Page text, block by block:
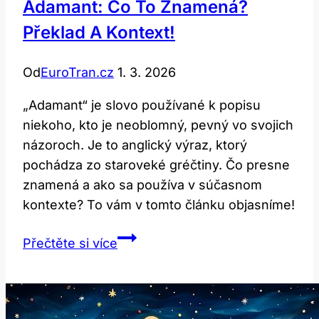
Adamant: Co To Znamená?
Překlad A Kontext!
OdEuroTran.cz 1. 3. 2026
„Adamant“ je slovo používané k popisu
niekoho, kto je neoblomný, pevný vo svojich
názoroch. Je to anglický výraz, ktorý
pochádza zo staroveké gréčtiny. Čo presne
znamená a ako sa používa v súčasnom
kontexte? To vám v tomto článku objasníme!
Přečtěte si víceAdamant:
znamená?